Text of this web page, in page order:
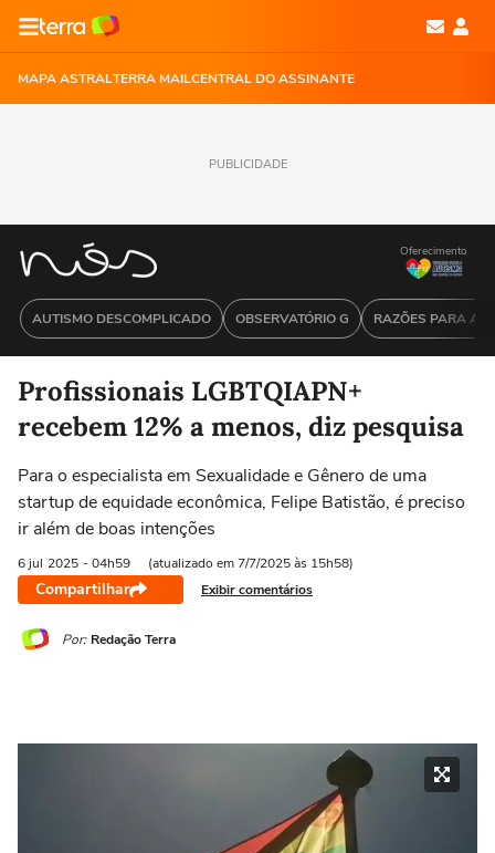
MAPA ASTRALTERRA MAILCENTRAL DO ASSINANTE
PUBLICIDADE
AUTISMO DESCOMPLICADO OBSERVATÓRIO G RAZÕES PARA
Oferecimento
Profissionais LGBTQIAPN+
recebem 12% a menos, diz pesquisa
Para o especialista em Sexualidade e Gênero de uma
startup de equidade econômica, Felipe Batistão, é preciso
ir além de boas intenções
6 jul 2025 - 04h59 (atualizado em 7/7/2025 às 15h58)
Compartilhar Exibir comentários
Por: Redação Terra